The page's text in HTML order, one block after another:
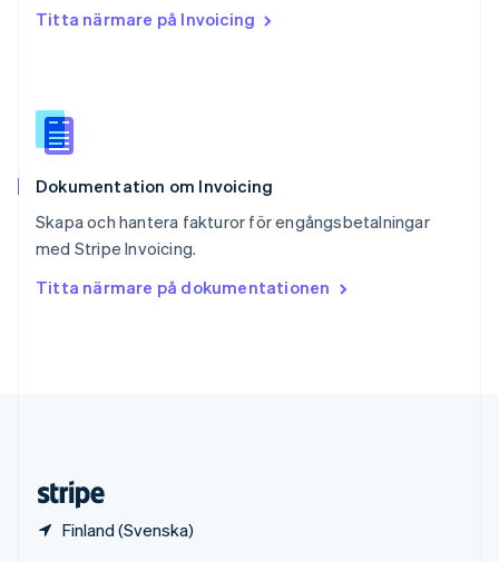
Titta närmare på Invoicing
Dokumentation om Invoicing
Skapa och hantera fakturor för engångsbetalningar
med Stripe Invoicing.
Titta närmare på dokumentationen
Finland (Svenska)
English
Español
Storbritannien
Sverige
Thailand
ไทยEnglish
English